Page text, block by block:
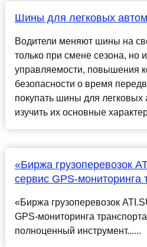
Шины для легковых
Водители меняют шины на
только при смене сезона, но
управляемости, повышения
безопасности о время
покупать шины для
изучить их основные
«Биржа грузоперевозок
сервис GPS-мониторинга
«Биржа грузоперевозок
GPS-мониторинга
полноценный инструмент......